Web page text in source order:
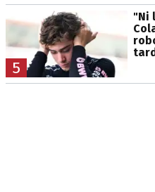
5
"Ni